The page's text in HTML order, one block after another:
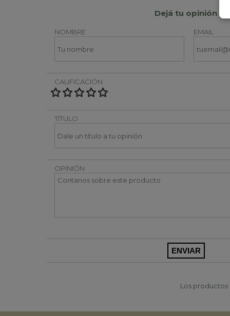
Dejá tu opinión
NOMBRE EMAIL
CALIFICACIÓN
TÍTULO
OPINIÓN
Los productos